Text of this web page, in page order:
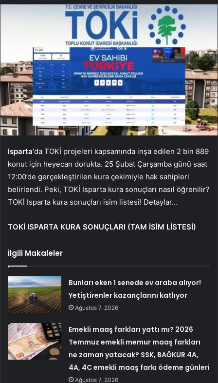
Isparta‘da TOKİ projeleri kapsamında inşa edilen 2 bin 889
konut için heyecan dorukta. 25 Şubat Çarşamba günü saat
12:00’de gerçekleştirilen kura çekimiyle hak sahipleri
belirlendi. Peki, TOKİ Isparta kura sonuçları nasıl öğrenilir?
TOKİ Isparta kura sonuçları isim listesi! Detaylar…
TOKİ ISPARTA KURA SONUÇLARI (TAM İSİM LİSTESİ)
İlgili Makaleler
Bunları eken 1 senede ev araba alıyor!
Yetiştirenler kazançlarını katlıyor
Ağustos 7, 2026
Emekli maaş farkları yattı mı? 2026
Temmuz emekli memur maaş farkları
ne zaman yatacak? SSK, BAĞKUR 4A,
4A, 4C emekli maaş farkı ödeme günleri
Ağustos 7, 2026